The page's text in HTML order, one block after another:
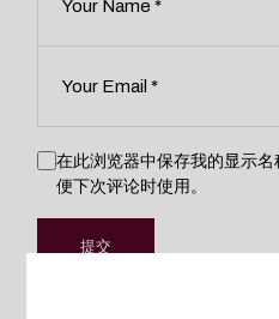
在此浏览器中保存我的显示
便下次评论时使用。
提交